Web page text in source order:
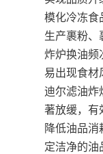
模化冷冻食
生产裹粉、
炸炉换油频
易出现食材
迪尔滤油炸
著放缓，有
降低油品消
定洁净的油